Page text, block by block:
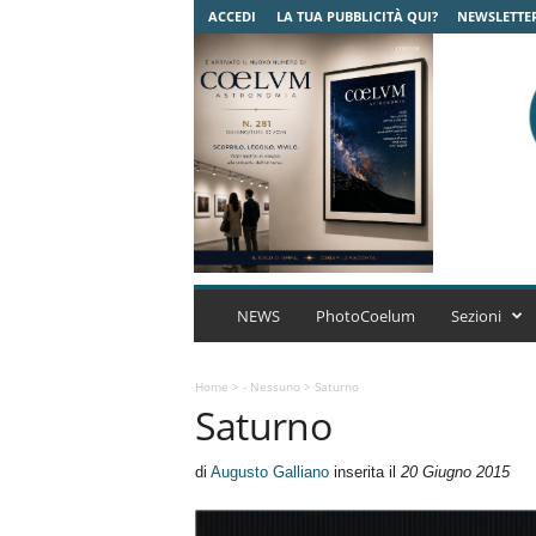
ACCEDI LA TUA PUBBLICITÀ QUI?
C
r
NEWS PhotoCoelum Sezioni
Home > - Nessuno> Saturno
Saturno
di Augusto Gallianoinserita il 20 Giugno 2015